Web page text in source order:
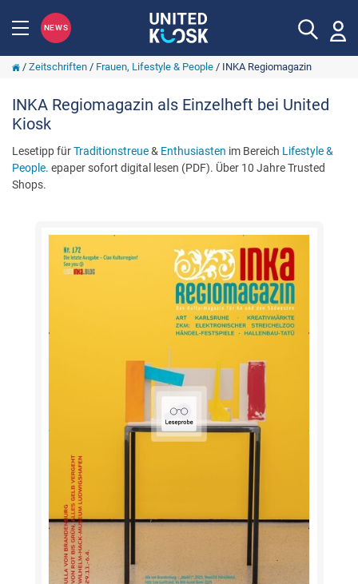
NEWS
/ Zeitschriften/ Frauen, Lifestyle & People/ INKA Regiomagazin
INKA Regiomagazin als Einzelheft bei United
Kiosk
Lesetipp fürTraditionstreue& Enthusiasten im Bereich Lifestyle &
People. epaper sofort digital lesen (PDF). Über 10 Jahre Trusted
Shops.